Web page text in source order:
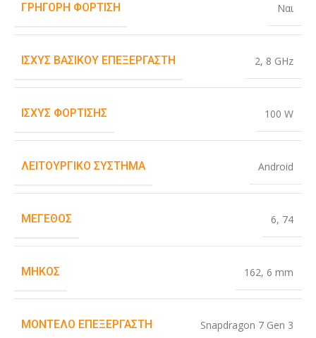
ΓΡΉΓΟΡΗ ΦΌΡΤΙΣΗ Ναι
ΙΣΧΎΣ ΒΑΣΙΚΟΎ ΕΠΕΞΕΡΓΑΣΤΉ 2, 8 GHz
ΙΣΧΎΣ ΦΌΡΤΙΣΗΣ 100 W
ΛΕΙΤΟΥΡΓΙΚΌ ΣΎΣΤΗΜΑ Android
ΜΈΓΕΘΟΣ 6, 74
ΜΉΚΟΣ 162, 6 mm
ΜΟΝΤΈΛΟ ΕΠΕΞΕΡΓΑΣΤΉ Snapdragon 7 Gen 3